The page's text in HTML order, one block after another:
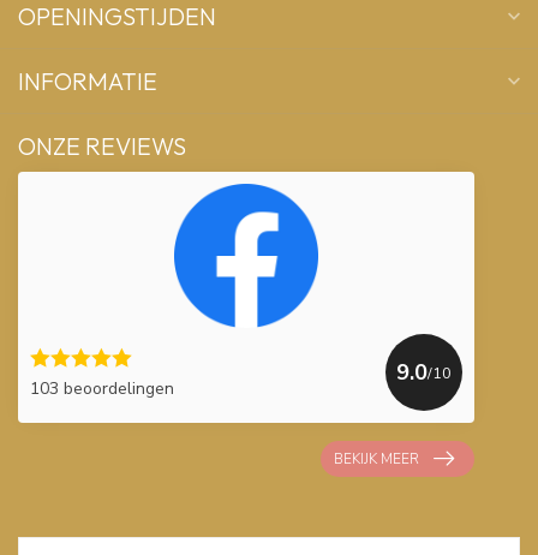
OPENINGSTIJDEN
INFORMATIE
ONZE REVIEWS
103 beoordelingen
9.0/10
BEKIJK MEER